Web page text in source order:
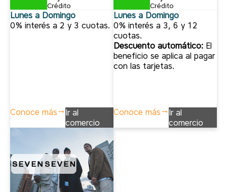
Crédito
Lunes a Domingo
0% interés a 2 y 3 cuotas.
Conoce más
Ir al
comercio
Crédito
Lunes a Domingo
0% interés a 3, 6 y 12
cuotas.
Descuento automático: El
beneficio se aplica al pagar
con las tarjetas.
Conoce más
Ir al
comercio